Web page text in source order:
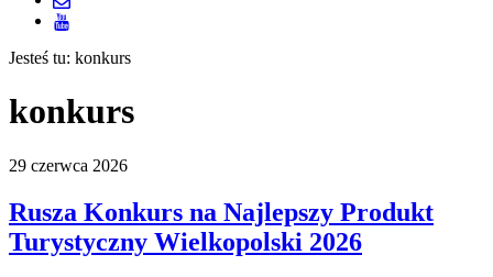
Jesteś tu: konkurs
konkurs
29 czerwca 2026
Rusza Konkurs na Najlepszy Produkt
Turystyczny Wielkopolski 2026